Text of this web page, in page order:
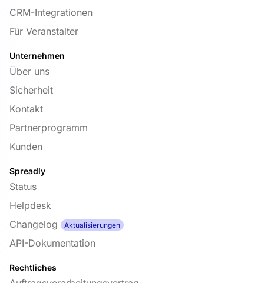
CRM-Integrationen
Für Veranstalter
Unternehmen
Über uns
Sicherheit
Kontakt
Partnerprogramm
Kunden
Spreadly
Status
Helpdesk
Changelog
Aktualisierungen
API-Dokumentation
Rechtliches